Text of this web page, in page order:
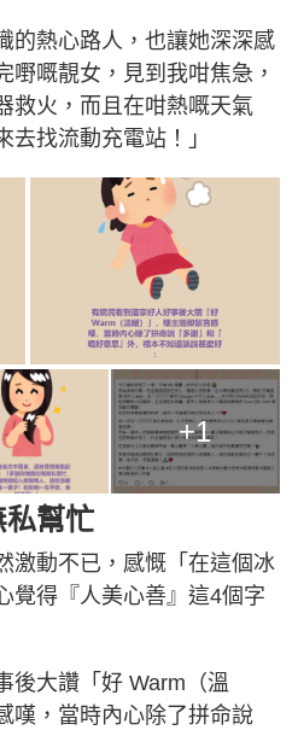
的熱心路人，也讓她深深感
嘢嘅靚女，見到我咁焦急，
救火，而且在咁熱嘅天氣
去找流動充電站！」
+1
幫忙
激動不已，感慨「在這個冰
覺得『人美心善』這4個字
後大讚「好 Warm（溫
嘆，當時內心除了拼命說